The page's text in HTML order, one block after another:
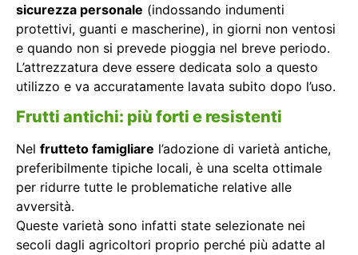
sicurezza personale (indossando indumenti
protettivi, guanti e mascherine), in giorni non ventosi
e quando non si prevede pioggia nel breve periodo.
L’attrezzatura deve essere dedicata solo a questo
utilizzo e va accuratamente lavata subito dopo l’uso.
Frutti antichi: più forti e resistenti
Nel frutteto famigliare l’adozione di varietà antiche,
preferibilmente tipiche locali, è una scelta ottimale
per ridurre tutte le problematiche relative alle
avversità.
Queste varietà sono infatti state selezionate nei
secoli dagli agricoltori proprio perché più adatte al